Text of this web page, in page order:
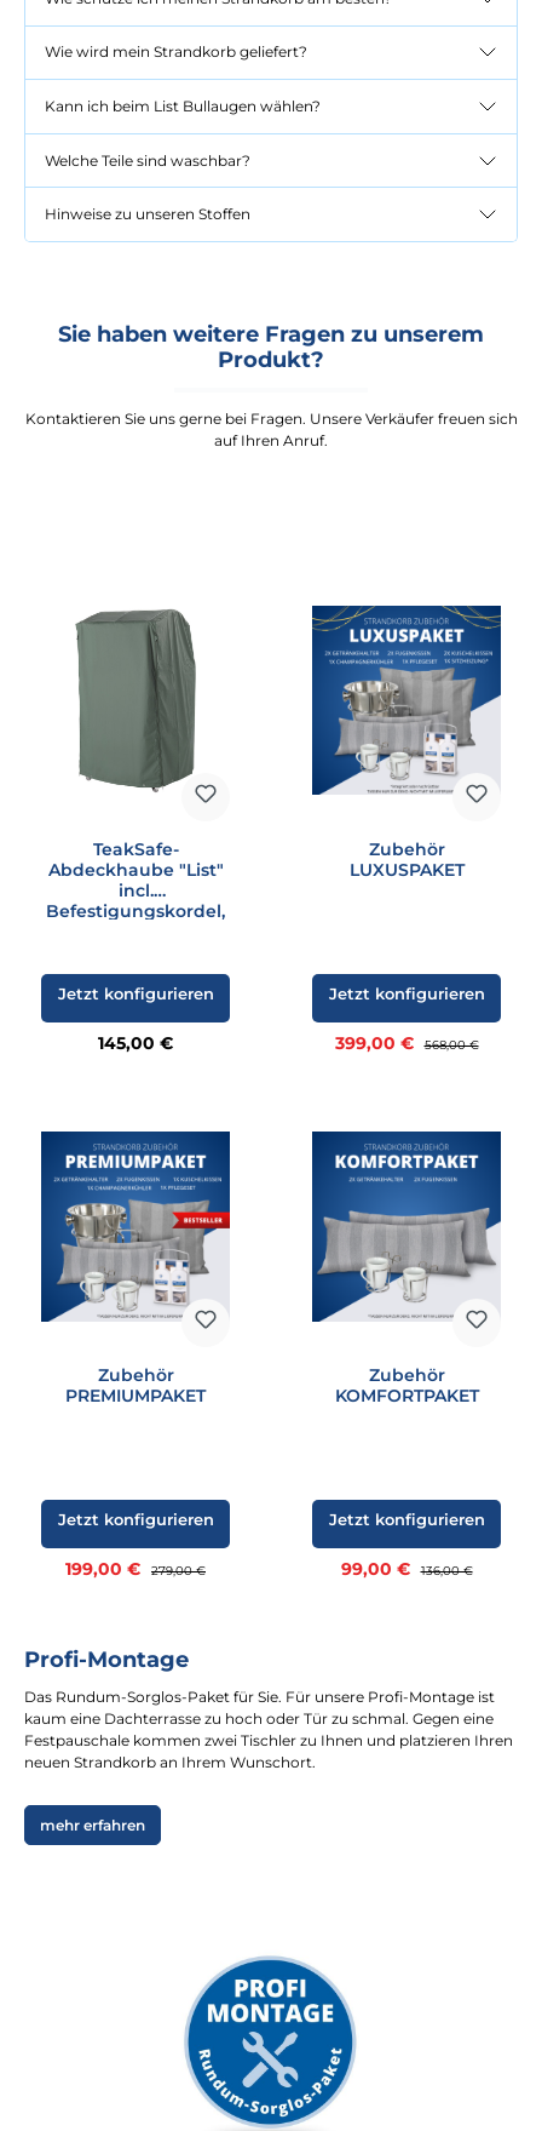
Wie wird mein Strandkorb geliefert?
Kann ich beim List Bullaugen wählen?
Welche Teile sind waschbar?
Hinweise zu unseren Stoffen
Sie haben weitere Fragen zu unserem
Produkt?
Kontaktieren Sie uns gerne bei Fragen. Unsere Verkäufer freuen sich
auf Ihren Anruf.
TeakSafe-
Abdeckhaube "List"
incl.
Befestigungskordel,
Regulärer Preis:
145,00 €
Jetzt konfigurieren
Zubehör
LUXUSPAKET
Verkaufspreis:
399,00 € Regulärer Preis:
568,00 €
Jetzt konfigurieren
Zubehör
PREMIUMPAKET
Verkaufspreis:
199,00 € Regulärer Preis:
279,00 €
Jetzt konfigurieren
Zubehör
KOMFORTPAKET
Verkaufspreis:
99,00 € Regulärer Preis:
136,00 €
Jetzt konfigurieren
Profi-Montage
Das Rundum-Sorglos-Paket für Sie. Für unsere Profi-Montage ist
kaum eine Dachterrasse zu hoch oder Tür zu schmal. Gegen eine
Festpauschale kommen zwei Tischler zu Ihnen und platzieren Ihren
neuen Strandkorb an Ihrem Wunschort.
mehr erfahren